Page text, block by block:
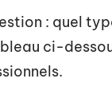
: quel
ci-